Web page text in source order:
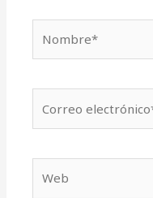
electrónico*